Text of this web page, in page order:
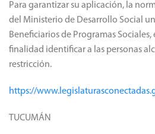
Para garantizar su aplicación, la
del Ministerio de Desarrollo Social
Beneficiarios de Programas
finalidad identificar a las personas
restricción.
https://
TUCUMÁN